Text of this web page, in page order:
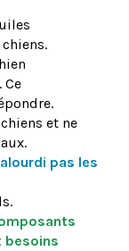
Ce
et ne
pas les
besoins